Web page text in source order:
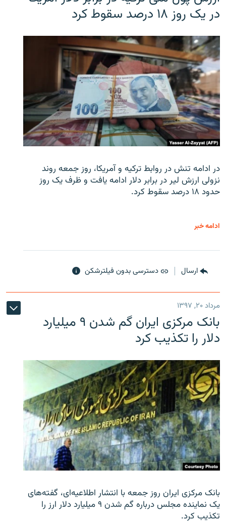
در یک روز ۱۸ درصد سقوط کرد
در ادامه تنش در روابط ترکیه و آمریکا، روز جمعه روند
نزولی ارزش لیر در برابر دلار ادامه یافت و ظرف یک روز
حدود ۱۸ درصد سقوط کرد.
ادامه خبر
ارسال دسترسی بدون فیلترشکن
مرداد ۲۰, ۱۳۹۷
بانک مرکزی ایران گم شدن ۹ میلیارد
دلار را تکذیب کرد
بانک مرکزی ایران روز جمعه با انتشار اطلاعیه‌ای، گفته‌های
یک نماینده مجلس درباره گم شدن ۹ میلیارد دلار ارز را
تکذیب کرد.